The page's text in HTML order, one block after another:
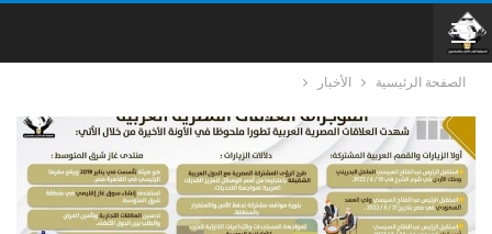
الصفحة الرئيسية الأخبار